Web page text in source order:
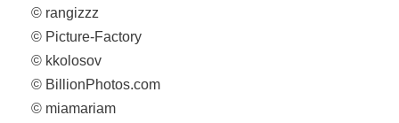
© rangizzz
© Picture-Factory
© kkolosov
© BillionPhotos.com
© miamariam